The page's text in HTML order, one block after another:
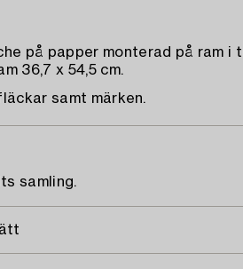
på papper monterad på ram i
36,7 x 54,5 cm.
samt märken.
samling.